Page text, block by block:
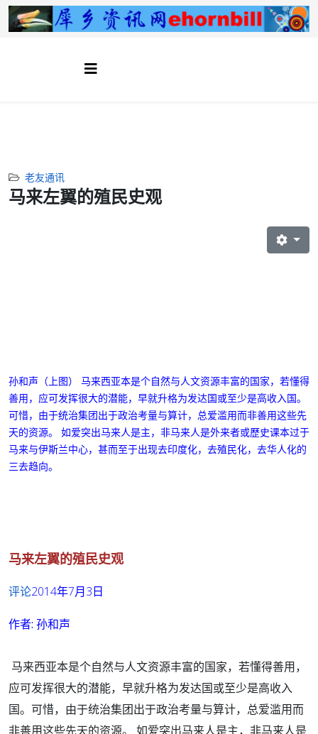
老友通讯
马来左翼的殖民史观
孙和声 （上图） 马来西亚本是个自然与人文资源丰富的国家，若懂得
善用，应可发挥很大的潜能，早就升格为发达国或至少是高收入国。
可惜，由于统治集团出于政治考量与算计，总爱滥用而非善用这些先
天的资源。 如爱突出马来人是主，非马来人是外来者或歷史课本过于
马来与伊斯兰中心，甚而至于出现去印度化，去殖民化，去华人化的
三去趋向。
马来左翼的殖民史观
评论2014年7月3日
作者: 孙和声
马来西亚本是个自然与人文资源丰富的国家，若懂得善用，
应可发挥很大的潜能，早就升格为发达国或至少是高收入
国。可惜，由于统治集团出于政治考量与算计，总爱滥用而
非善用这些先天的资源。 如爱突出马来人是主，非马来人是